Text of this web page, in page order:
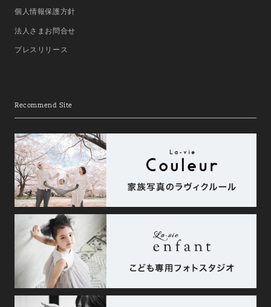
個人情報保護方針
法人さまお問合せ
プレスリリース
Recommend Site